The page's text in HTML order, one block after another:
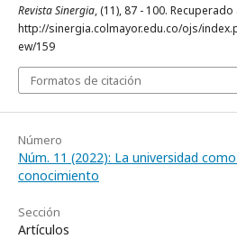
Revista Sinergia, (11), 87 - 100.
http://sinergia.colmayor.edu.co/ojs/
ew/159
Formatos de citación
Número
Núm. 11 (2022): La universidad
conocimiento
Sección
Artículos